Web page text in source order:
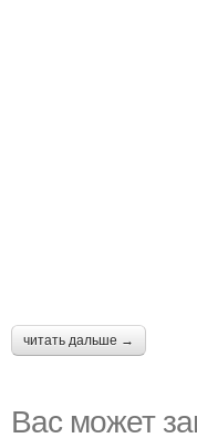
читать дальше →
Вас может